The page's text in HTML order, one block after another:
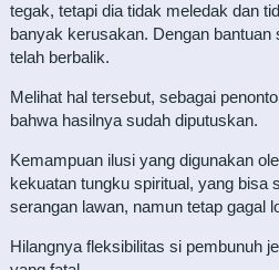
tegak, tetapi dia tidak meledak dan
banyak kerusakan. Dengan bantuan
telah berbalik.
Melihat hal tersebut, sebagai
bahwa hasilnya sudah diputuskan.
Kemampuan ilusi yang digunakan
kekuatan tungku spiritual, yang bisa
serangan lawan, namun tetap gagal
Hilangnya fleksibilitas si pembunuh